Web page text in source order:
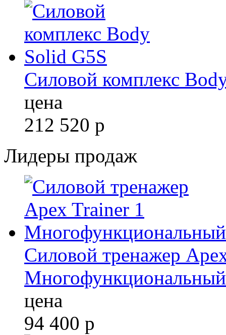
Силовой комплекс
цена
212 520 р
Лидеры продаж
Силовой тренажер
Многофункциональный
цена
94 400 р